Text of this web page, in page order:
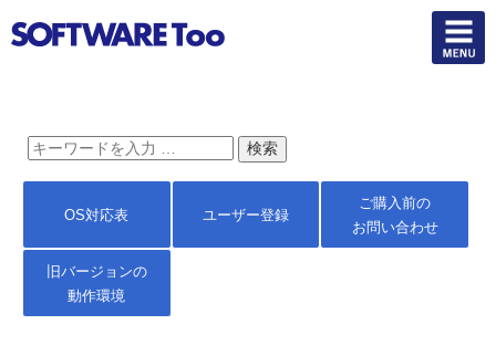
OS対応表 ユーザー登録
ご購入前の
お問い合わせ
旧バージョンの
動作環境